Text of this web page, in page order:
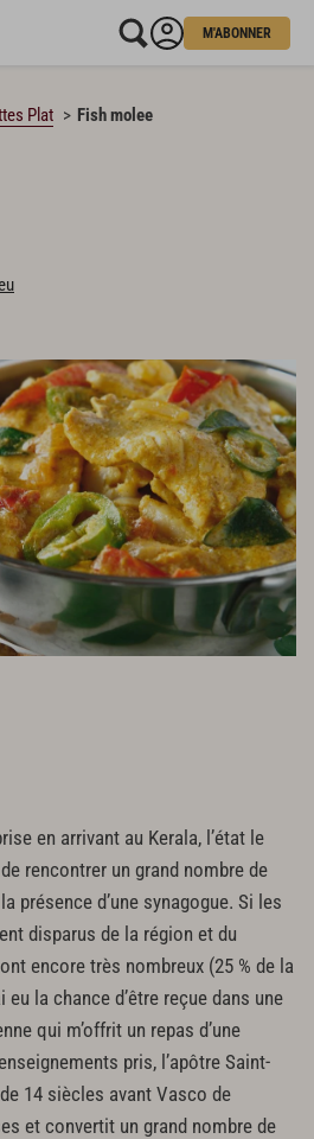
M'ABONNER
Plat Fish molee
en arrivant au Kerala, l’état le
rencontrer un grand nombre de
présence d’une synagogue. Si les
disparus de la région et du
encore très nombreux (25 % de la
eu la chance d’être reçue dans une
qui m’offrit un repas d’une
pris, l’apôtre Saint-
14 siècles avant Vasco de
et convertit un grand nombre de